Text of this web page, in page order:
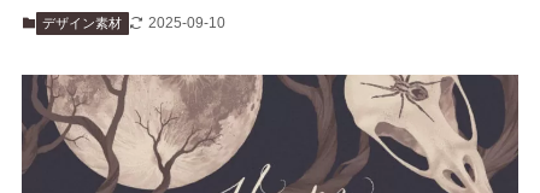
デザイン素材 2025-09-10